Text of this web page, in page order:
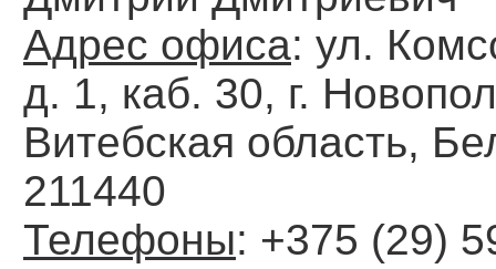
Адрес офиса: ул.
д. 1, каб. 30, г.
Витебская область,
211440
Телефоны: +375 (29)